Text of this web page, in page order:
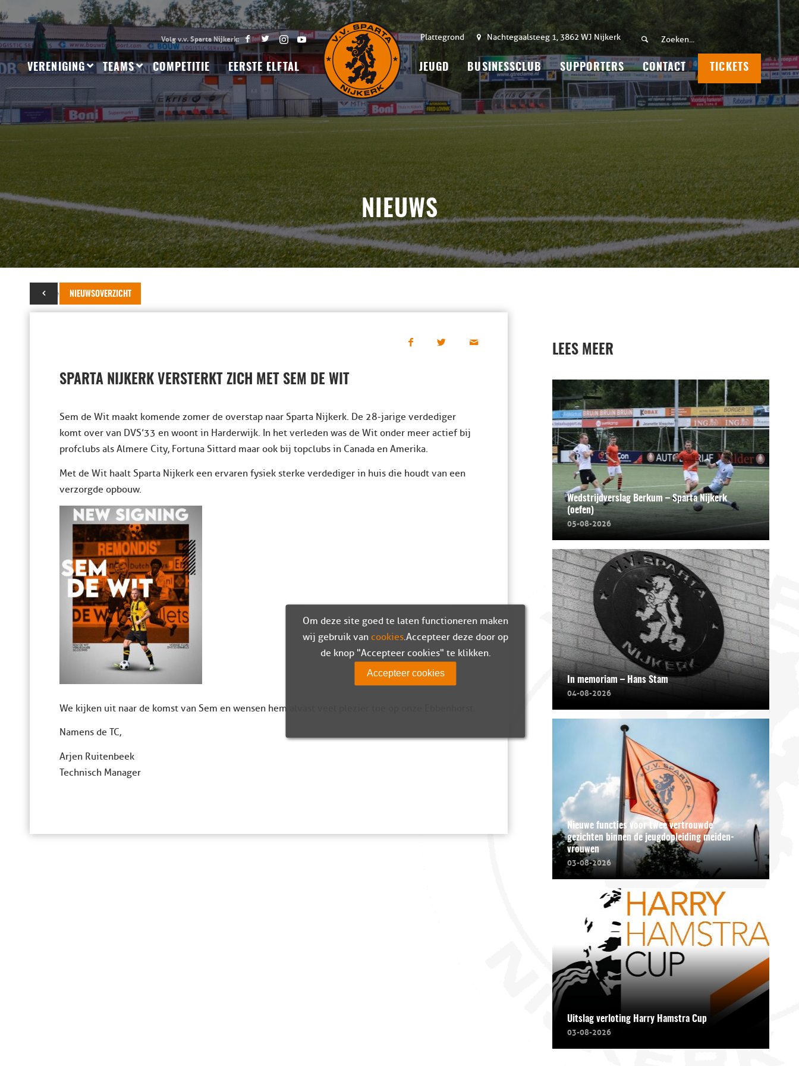
Plattegrond Nachtegaalsteeg 1, 3862 WJ Nijkerk
VERENIGING TEAMS COMPETITIE EERSTE ELFTAL JEUGD BUSINESSCLUB SUPPORTERS CONTACT TICKETS
NIEUWS
NIEUWSOVERZICHT
05 december 2023
SPARTA NIJKERK VERSTERKT ZICH MET SEM DE WIT
Sem de Wit maakt komende zomer de overstap naar Sparta Nijkerk. De 28-jarige verdediger
komt over van DVS’33 en woont in Harderwijk. In het verleden was de Wit onder meer actief bij
profclubs als Almere City, Fortuna Sittard maar ook bij topclubs in Canada en Amerika.
Met de Wit haalt Sparta Nijkerk een ervaren fysiek sterke verdediger in huis die houdt van een
verzorgde opbouw.
We kijken uit naar de komst van Sem en wensen hem alvast veel plezier toe op onze Ebbenhorst.
Namens de TC,
Arjen Ruitenbeek
Technisch Manager
LEES MEER
Wedstrijdverslag Berkum – Sparta Nijkerk
(oefen)
05-08-2026
In memoriam – Hans Stam
04-08-2026
Nieuwe functies voor twee vertrouwde
gezichten binnen de jeugdopleiding meiden-
vrouwen
03-08-2026
Uitslag verloting Harry Hamstra Cup
03-08-2026
Om deze site goed te laten functioneren maken
wij gebruik van cookies. Accepteer deze door op
de knop "Accepteer cookies" te klikken.
Accepteer cookies